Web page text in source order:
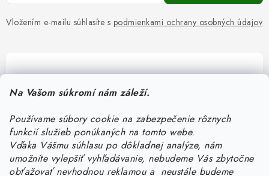
Na Vašom súkromí nám záleží.
Používame súbory cookie na zabezpečenie rôznych
funkcií služieb ponúkaných na tomto webe.
Vďaka Vášmu súhlasu po dôkladnej analýze, nám
umožníte vylepšiť vyhľadávanie, nebudeme Vás zbytočne
obťažovať nevhodnou reklamou a neustále budeme
Vložením e-mailu súhlasíte s podmienkami ochrany osobných údajov
Pomôžeme vám s výberom
Potrebujete s niečím poradiť? Sme tu pre vás!
objednavky@kurin.sk
0950456469